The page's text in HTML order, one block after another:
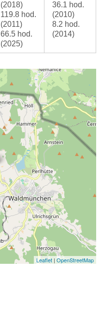
(2018)
119.8 hod.
(2011)
66.5 hod.
(2025)
36.1 hod.
(2010)
8.2 hod.
(2014)
Leaflet | OpenStreetMap